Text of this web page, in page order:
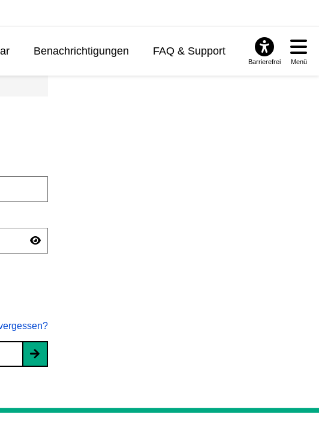
Benachrichtigungen FAQ & Support
Barrierefrei Menü